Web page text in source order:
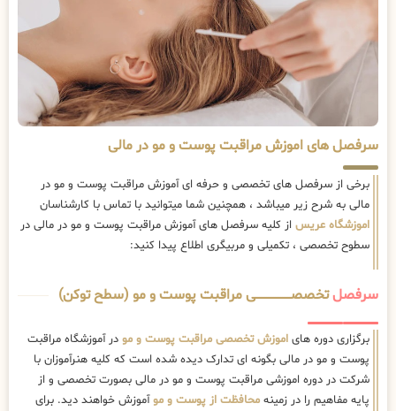
سرفصل های اموزش مراقبت پوست و مو در مالی
برخی از سرفصل های تخصصی و حرفه ای آموزش مراقبت پوست و مو در
مالی به شرح زیر میباشد ، همچنین شما میتوانید با تماس با کارشناسان
اموزشگاه عریس از کلیه سرفصل های آموزش مراقبت پوست و مو در مالی در
سطوح تخصصی ، تکمیلی و مربیگری اطلاع پیدا کنید:
سرفصلتخصصــــــــــــــــــــی مراقبت پوست و مو (سطح توکن)
برگزاری دوره های اموزش تخصصی مراقبت پوست و مو در آموزشگاه مراقبت
پوست و مو در مالی بگونه ای تدارک دیده شده است که کلیه هنرآموزان با
شرکت در دوره اموزشی مراقبت پوست و مو در مالی بصورت تخصصی و از
پایه مفاهیم را در زمینه محافظت از پوست و موآموزش خواهند دید. برای